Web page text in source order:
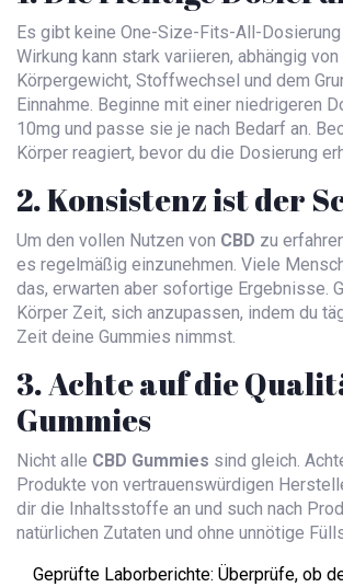
Es gibt keine One-Size-Fits-All-
Wirkung kann stark variieren, abhängig
Körpergewicht, Stoffwechsel und dem
Einnahme. Beginne mit einer niedrigeren
10mg und passe sie je nach Bedarf an.
Körper reagiert, bevor du die Dosierung
2. Konsistenz ist der
Um den vollen Nutzen von CBD zu
es regelmäßig einzunehmen. Viele
das, erwarten aber sofortige Ergebnisse.
Körper Zeit, sich anzupassen, indem du
Zeit deine Gummies nimmst.
3. Achte auf die
Gummies
Nicht alle CBD Gummies sind gleich.
Produkte von vertrauenswürdigen
dir die Inhaltsstoffe an und such nach
natürlichen Zutaten und ohne unnötige
Geprüfte Laborberichte: Überprüfe, ob